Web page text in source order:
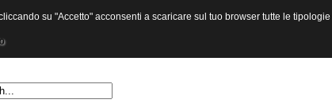
su "Accetto" acconsenti a scaricare sul tuo browser tutte le